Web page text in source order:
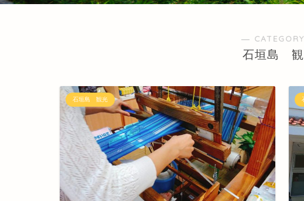
―
石垣島
石垣島 観光